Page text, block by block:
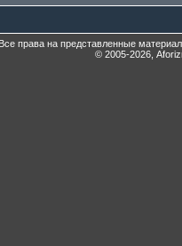
Все права на представленные
© 2005-2026,